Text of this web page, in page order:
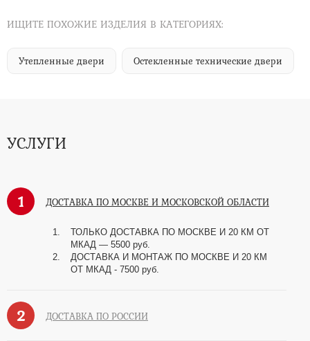
ИЩИТЕ ПОХОЖИЕ ИЗДЕЛИЯ В КАТЕГОРИЯХ:
Утепленные двери Остекленные технические двери
УСЛУГИ
1 ДОСТАВКА ПО МОСКВЕ И МОСКОВСКОЙ ОБЛАСТИ
ТОЛЬКО ДОСТАВКА ПО МОСКВЕ И 20 КМ ОТ
МКАД — 5500 руб.
ДОСТАВКА И МОНТАЖ ПО МОСКВЕ И 20 КМ
ОТ МКАД - 7500 руб.
2 ДОСТАВКА ПО РОССИИ